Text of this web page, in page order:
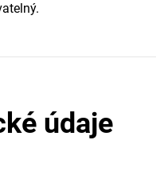
údaje